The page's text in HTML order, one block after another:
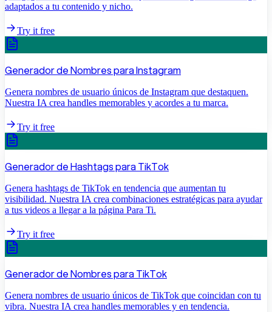
adaptados a tu contenido y nicho.
Try it free
Generador de Nombres para Instagram
Genera nombres de usuario únicos de Instagram que destaquen.
Nuestra IA crea handles memorables y acordes a tu marca.
Try it free
Generador de Hashtags para TikTok
Genera hashtags de TikTok en tendencia que aumentan tu
visibilidad. Nuestra IA crea combinaciones estratégicas para ayudar
a tus videos a llegar a la página Para Ti.
Try it free
Generador de Nombres para TikTok
Genera nombres de usuario únicos de TikTok que coincidan con tu
vibra. Nuestra IA crea handles memorables y en tendencia.